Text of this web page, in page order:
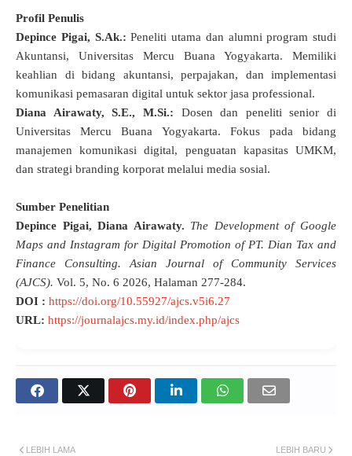
Profil Penulis
Depince Pigai, S.Ak.: Peneliti utama dan alumni program studi
Akuntansi, Universitas Mercu Buana Yogyakarta. Memiliki
keahlian di bidang akuntansi, perpajakan, dan implementasi
komunikasi pemasaran digital untuk sektor jasa professional.
Diana Airawaty, S.E., M.Si.: Dosen dan peneliti senior di
Universitas Mercu Buana Yogyakarta. Fokus pada bidang
manajemen komunikasi digital, penguatan kapasitas UMKM,
dan strategi branding korporat melalui media sosial.
Sumber Penelitian
Depince Pigai,Diana Airawaty. The Development of Google
Maps and Instagram for Digital Promotion of PT. Dian Tax and
Finance Consulting.
Asian Journal of Community Services
(AJCS). Vol. 5, No. 6 2026, Halaman 277-284.
DOI : https://doi.org/10.55927/ajcs.v5i6.27
URL: https://journalajcs.my.id/index.php/ajcs
LEBIH BARU
LEBIH LAMA